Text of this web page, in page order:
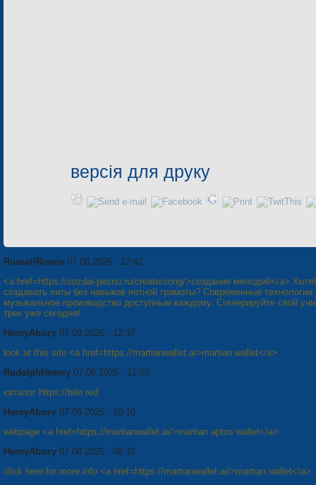
версія для друку
RussellRoons 07.08.2026 - 12:42
<a href=https://sozdai-pesnu.ru/create/song/>создание мелодий</a>
создавать хиты без навыков нотной грамоты? Современные
музыкальное производство доступным каждому. Сгенерируйте свой
трек уже сегодня!
HenryAbozy 07.08.2026 - 12:37
look at this site <a href=https://martianwallet.ai>martian wallet</a>
RudolphHeemy 07.08.2026 - 12:02
каталог https://bite.red
HenryAbozy 07.08.2026 - 10:10
webpage <a href=https://martianwallet.ai/>martian aptos wallet</a>
HenryAbozy 07.08.2026 - 08:31
click here for more info <a href=https://martianwallet.ai/>martian wallet</a>